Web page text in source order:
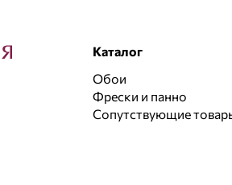
Каталог
Обои
Фрески и панно
Сопутствующие